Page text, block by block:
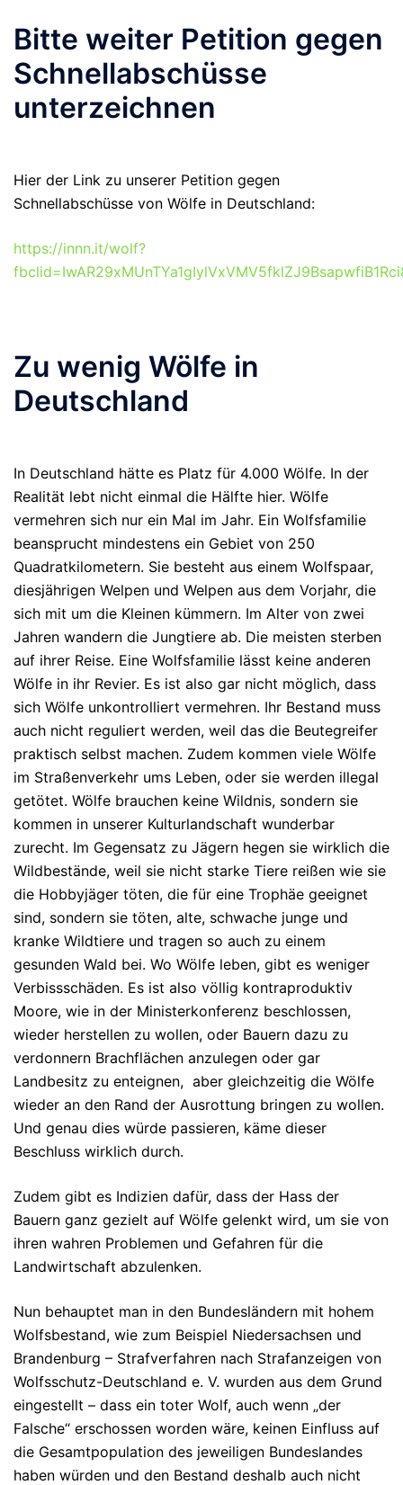
Bitte weiter Petition gegen
Schnellabschüsse
unterzeichnen
Hier der Link zu unserer Petition gegen
Schnellabschüsse von Wölfe in Deutschland:
https://innn.it/wolf?
Zu wenig Wölfe in
Deutschland
In Deutschland hätte es Platz für 4.000 Wölfe. In der
Realität lebt nicht einmal die Hälfte hier. Wölfe
vermehren sich nur ein Mal im Jahr. Ein Wolfsfamilie
beansprucht mindestens ein Gebiet von 250
Quadratkilometern. Sie besteht aus einem Wolfspaar,
diesjährigen Welpen und Welpen aus dem Vorjahr, die
sich mit um die Kleinen kümmern. Im Alter von zwei
Jahren wandern die Jungtiere ab. Die meisten sterben
auf ihrer Reise. Eine Wolfsfamilie lässt keine anderen
Wölfe in ihr Revier. Es ist also gar nicht möglich, dass
sich Wölfe unkontrolliert vermehren. Ihr Bestand muss
auch nicht reguliert werden, weil das die Beutegreifer
praktisch selbst machen. Zudem kommen viele Wölfe
im Straßenverkehr ums Leben, oder sie werden illegal
getötet. Wölfe brauchen keine Wildnis, sondern sie
kommen in unserer Kulturlandschaft wunderbar
zurecht. Im Gegensatz zu Jägern hegen sie wirklich die
Wildbestände, weil sie nicht starke Tiere reißen wie sie
die Hobbyjäger töten, die für eine Trophäe geeignet
sind, sondern sie töten, alte, schwache junge und
kranke Wildtiere und tragen so auch zu einem
gesunden Wald bei. Wo Wölfe leben, gibt es weniger
Verbissschäden. Es ist also völlig kontraproduktiv
Moore, wie in der Ministerkonferenz beschlossen,
wieder herstellen zu wollen, oder Bauern dazu zu
verdonnern Brachflächen anzulegen oder gar
Landbesitz zu enteignen, aber gleichzeitig die Wölfe
wieder an den Rand der Ausrottung bringen zu wollen.
Und genau dies würde passieren, käme dieser
Beschluss wirklich durch.
Zudem gibt es Indizien dafür, dass der Hass der
Bauern ganz gezielt auf Wölfe gelenkt wird, um sie von
ihren wahren Problemen und Gefahren für die
Landwirtschaft abzulenken.
Nun behauptet man in den Bundesländern mit hohem
Wolfsbestand, wie zum Beispiel Niedersachsen und
Brandenburg – Strafverfahren nach Strafanzeigen von
Wolfsschutz-Deutschland e. V. wurden aus dem Grund
eingestellt – dass ein toter Wolf, auch wenn „der
Falsche“ erschossen worden wäre, keinen Einfluss auf
die Gesamtpopulation des jeweiligen Bundeslandes
haben würden und den Bestand deshalb auch nicht